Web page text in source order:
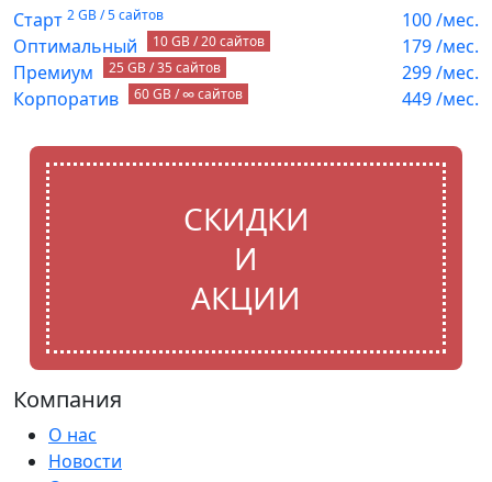
Старт 2 GB / 5 сайтов 100/мес.
Оптимальный
10 GB / 20 сайтов 179/мес.
Премиум
25 GB / 35 сайтов 299/мес.
Корпоратив
60 GB / ∞ сайтов 449/мес.
СКИДКИ
И
АКЦИИ
Компания
О нас
Новости